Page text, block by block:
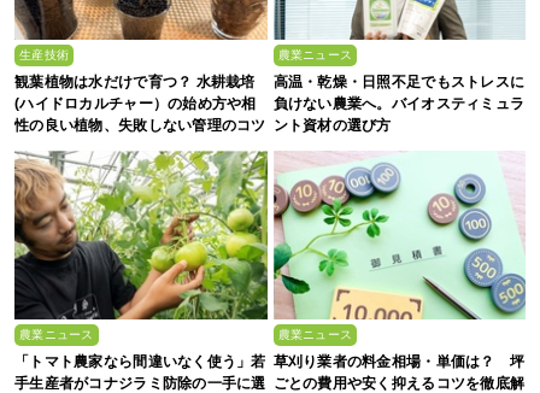
生産技術
観葉植物は水だけで育つ？ 水耕栽培
(ハイドロカルチャー）の始め方や相
性の良い植物、失敗しない管理のコツ
まで徹底解説
農業ニュース
高温・乾燥・日照不足でもストレスに
負けない農業へ。バイオスティミュラ
ント資材の選び方
農業ニュース
「トマト農家なら間違いなく使う」若
手生産者がコナジラミ防除の一手に選
農業ニュース
草刈り業者の料金相場・単価は？ 坪
ごとの費用や安く抑えるコツを徹底解